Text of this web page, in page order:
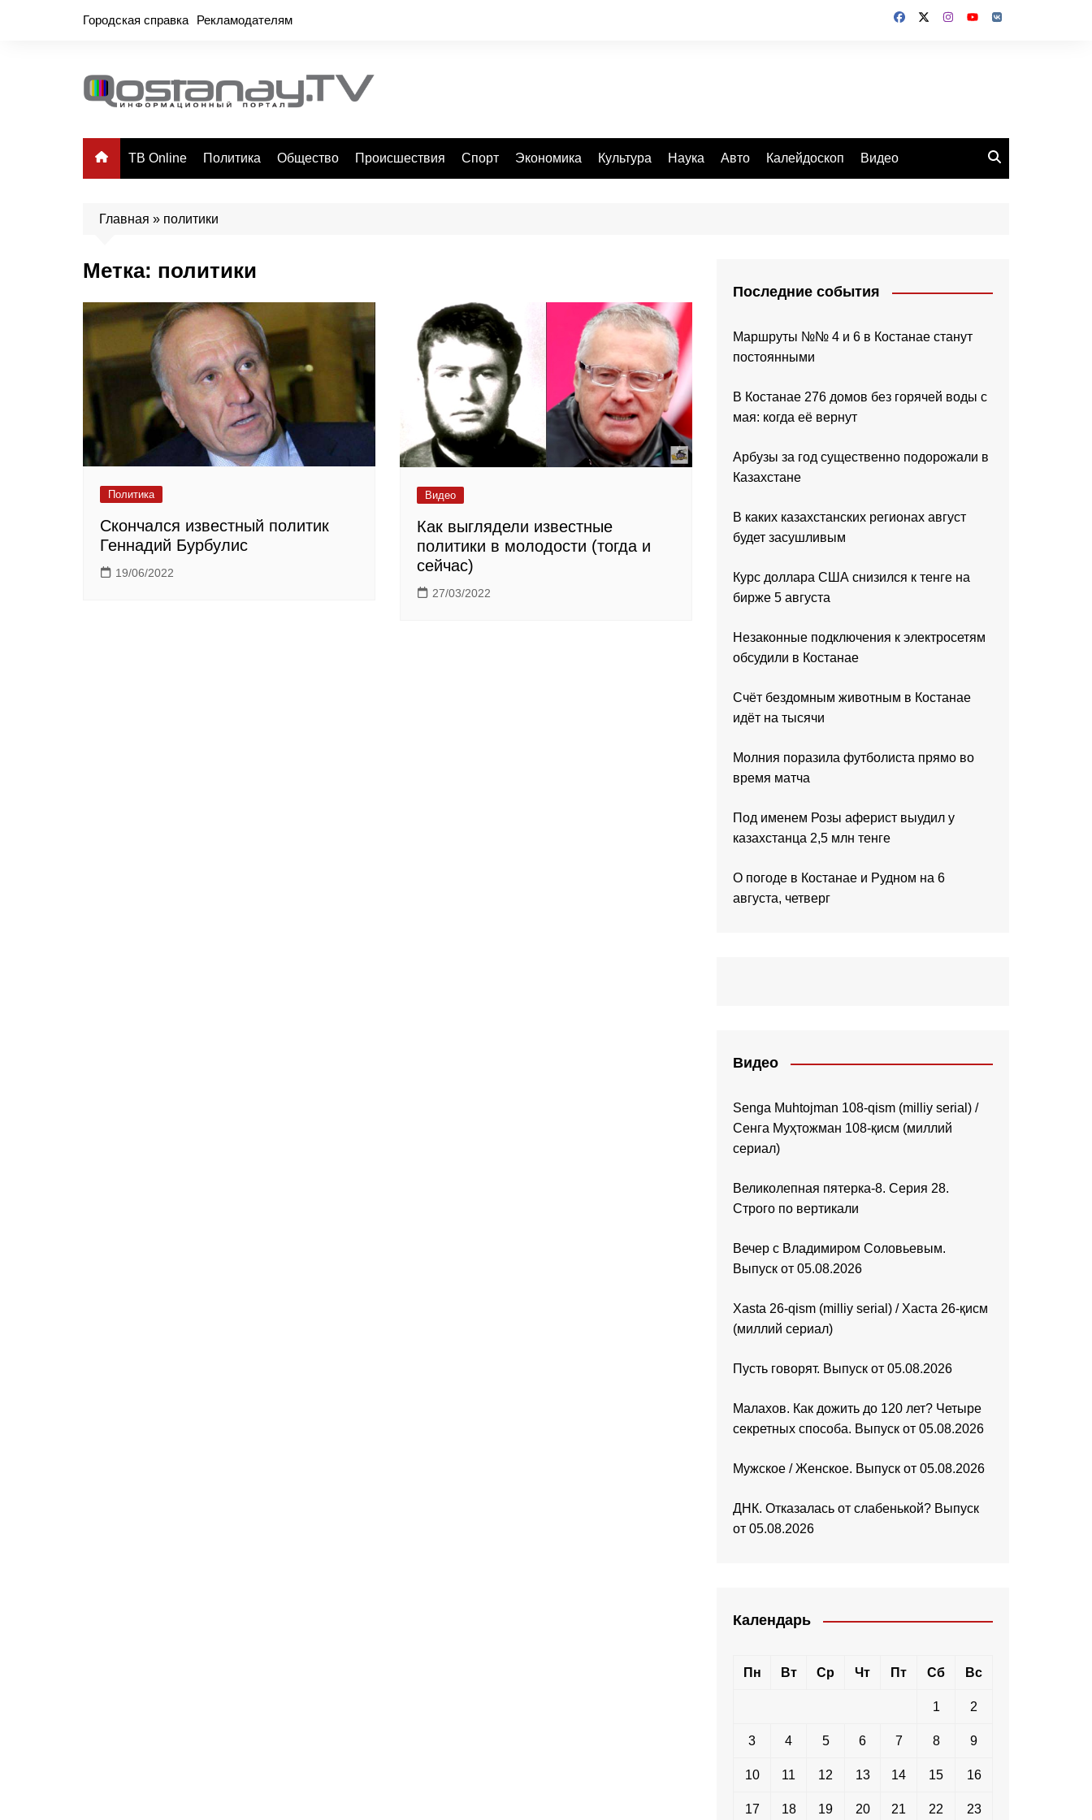
Городская справка Рекламодателям
ТВ Online Политика Общество Происшествия Спорт Экономика Культура Наука Авто Калейдоскоп Видео
Главная » политики
Метка: политики
Политика
Скончался известный политик
Геннадий Бурбулис
19/06/2022
Видео
Как выглядели известные
политики в молодости (тогда и
сейчас)
27/03/2022
Последние события
Маршруты №№ 4 и 6 в Костанае станут
постоянными
В Костанае 276 домов без горячей воды с
мая: когда её вернут
Арбузы за год существенно подорожали в
Казахстане
В каких казахстанских регионах август
будет засушливым
Курс доллара США снизился к тенге на
бирже 5 августа
Незаконные подключения к электросетям
обсудили в Костанае
Счёт бездомным животным в Костанае
идёт на тысячи
Молния поразила футболиста прямо во
время матча
Под именем Розы аферист выудил у
казахстанца 2,5 млн тенге
О погоде в Костанае и Рудном на 6
августа, четверг
Видео
Senga Muhtojman 108-qism (milliy serial) /
Сенга Муҳтожман 108-қисм (миллий
сериал)
Великолепная пятерка-8. Серия 28.
Строго по вертикали
Вечер с Владимиром Соловьевым.
Выпуск от 05.08.2026
Xasta 26-qism (milliy serial) / Хаста 26-қисм
(миллий сериал)
Пусть говорят. Выпуск от 05.08.2026
Малахов. Как дожить до 120 лет? Четыре
секретных способа. Выпуск от 05.08.2026
Мужское / Женское. Выпуск от 05.08.2026
ДНК. Отказалась от слабенькой? Выпуск
от 05.08.2026
Календарь
Пн Вт Ср Чт Пт Сб Вс
1 2
3 4 5 6 7 8 9
10 11 12 13 14 15 16
17 18 19 20 21 22 23